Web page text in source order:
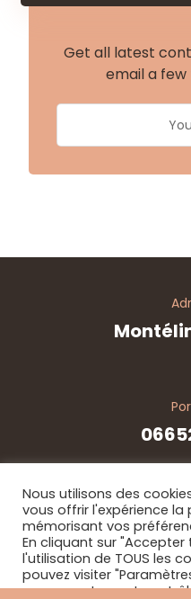
Get all latest
email a
© Copyright 2026. Tous
Nous utilisons des
vous offrir l'expérience la
mémorisant vos
En cliquant sur
l'utilisation de TOUS les
pouvez visiter
un consentement